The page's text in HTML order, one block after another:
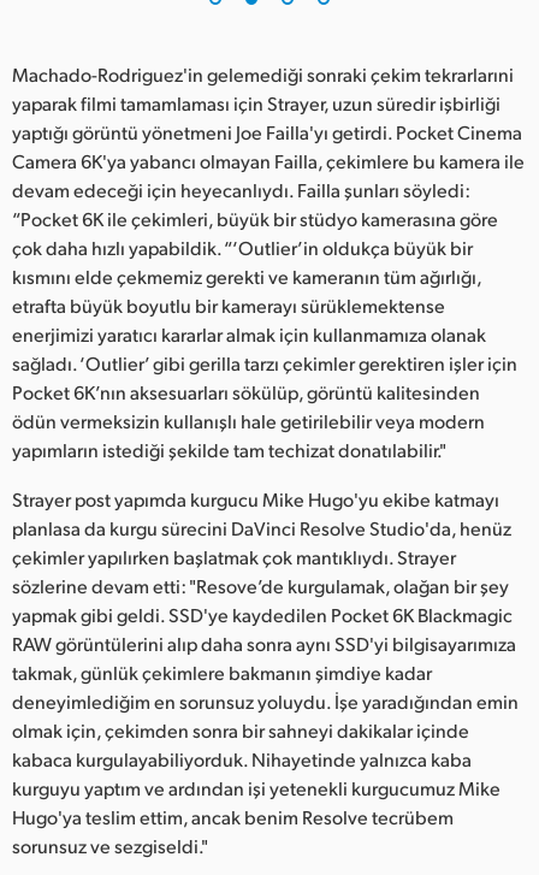
Machado-Rodriguez'in gelemediği sonraki çekim tekrarlarıni
yaparak filmi tamamlaması için Strayer, uzun süredir işbirliği
yaptığı görüntü yönetmeni Joe Failla'yı getirdi. Pocket Cinema
Camera 6K'ya yabancı olmayan Failla, çekimlere bu kamera ile
devam edeceği için heyecanlıydı. Failla şunları söyledi:
“Pocket 6K ile çekimleri, büyük bir stüdyo kamerasına göre
çok daha hızlı yapabildik. “‘Outlier’in oldukça büyük bir
kısmını elde çekmemiz gerekti ve kameranın tüm ağırlığı,
etrafta büyük boyutlu bir kamerayı sürüklemektense
enerjimizi yaratıcı kararlar almak için kullanmamıza olanak
sağladı. ‘Outlier’ gibi gerilla tarzı çekimler gerektiren işler için
Pocket 6K’nın aksesuarları sökülüp, görüntü kalitesinden
ödün vermeksizin kullanışlı hale getirilebilir veya modern
yapımların istediği şekilde tam techizat donatılabilir."
Strayer post yapımda kurgucu Mike Hugo'yu ekibe katmayı
planlasa da kurgu sürecini DaVinci Resolve Studio'da, henüz
çekimler yapılırken başlatmak çok mantıklıydı. Strayer
sözlerine devam etti: "Resove’de kurgulamak, olağan bir şey
yapmak gibi geldi. SSD'ye kaydedilen Pocket 6K Blackmagic
RAW görüntülerini alıp daha sonra aynı SSD'yi bilgisayarımıza
takmak, günlük çekimlere bakmanın şimdiye kadar
deneyimlediğim en sorunsuz yoluydu. İşe yaradığından emin
olmak için, çekimden sonra bir sahneyi dakikalar içinde
kabaca kurgulayabiliyorduk. Nihayetinde yalnızca kaba
kurguyu yaptım ve ardından işi yetenekli kurgucumuz Mike
Hugo'ya teslim ettim, ancak benim Resolve tecrübem
sorunsuz ve sezgiseldi."